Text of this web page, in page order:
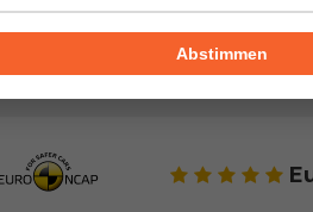
des Modells
Abstimmen